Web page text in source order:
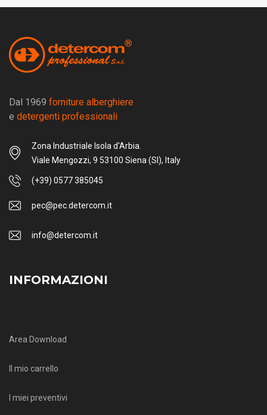
Dal 1969 forniture alberghiere
e detergenti professionali
Zona Industriale Isola d'Arbia.
Viale Mengozzi, 9 53100 Siena (SI), Italy
(+39) 0577 385045
pec@pec.detercom.it
info@detercom.it
INFORMAZIONI
Area Download
Il mio carrello
I miei preventivi